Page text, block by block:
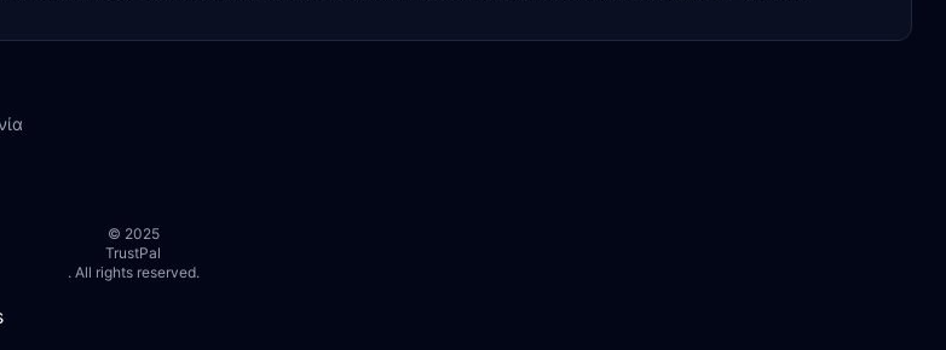
© 2025
TrustPal
. All rights reserved.